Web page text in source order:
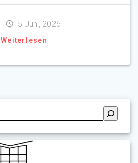
5 Juni, 2026
Weiterlesen